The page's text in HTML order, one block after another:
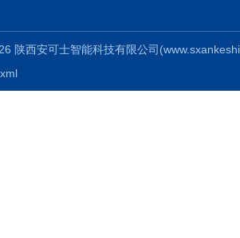
陕西安可士智能科技有限公司